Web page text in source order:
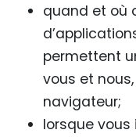
quand et où
permettent
vous et
navigateur;
lorsque